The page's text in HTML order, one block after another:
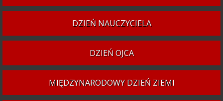
DZIEŃ NAUCZYCIELA
DZIEŃ OJCA
MIĘDZYNARODOWY DZIEŃ ZIEMI